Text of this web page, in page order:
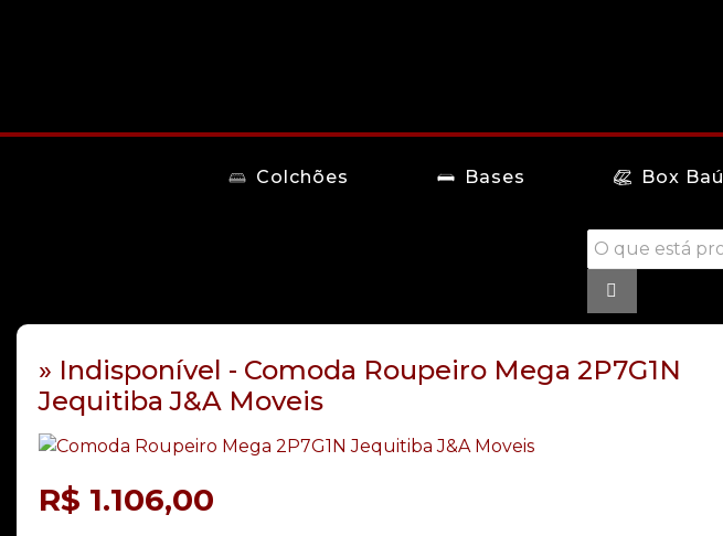
Colchões Bases Box Baú
» Indisponível - Comoda Roupeiro Mega 2P7G1N
Jequitiba J&A Moveis
R$ 1.106,00